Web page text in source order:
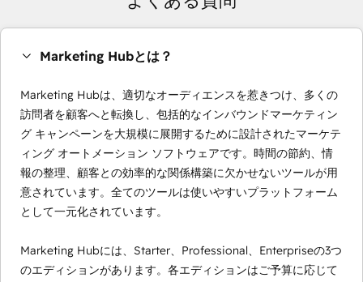
Marketing Hubとは？
Marketing Hubは、適切なオーディエンスを惹きつけ、多くの
訪問者を顧客へと転換し、包括的なインバウンドマーケティン
グ キャンペーンを大規模に展開するために設計されたマーケテ
ィング オートメーション ソフトウェアです。時間の節約、情
報の整理、顧客との効率的な関係構築に欠かせないツールが用
意されています。全てのツールは使いやすいプラットフォーム
として一元化されています。
Marketing Hubには、Starter、Professional、Enterpriseの3つ
のエディションがあります。各エディションはご予算に応じて